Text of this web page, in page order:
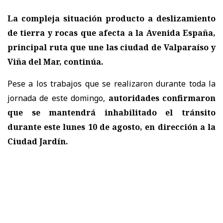
La compleja situación producto a deslizamiento
de tierra y rocas que afecta a la Avenida España,
principal ruta que une las ciudad de Valparaíso y
Viña del Mar, continúa.
Pese a los trabajos que se realizaron durante toda la
jornada de este domingo, autoridades confirmaron
que se mantendrá inhabilitado el tránsito
durante este lunes 10 de agosto, en dirección a la
Ciudad Jardín.